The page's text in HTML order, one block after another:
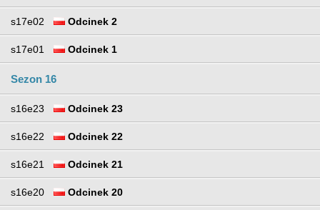
s17e02 Odcinek 2
s17e01 Odcinek 1
Sezon 16
s16e23 Odcinek 23
s16e22 Odcinek 22
s16e21 Odcinek 21
s16e20 Odcinek 20